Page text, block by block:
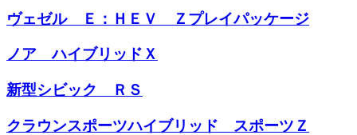
ヴェゼル Ｅ：ＨＥＶ Ｚプレイパッケージ
ノア ハイブリッドＸ
新型シビック ＲＳ
クラウンスポーツハイブリッド スポーツＺ